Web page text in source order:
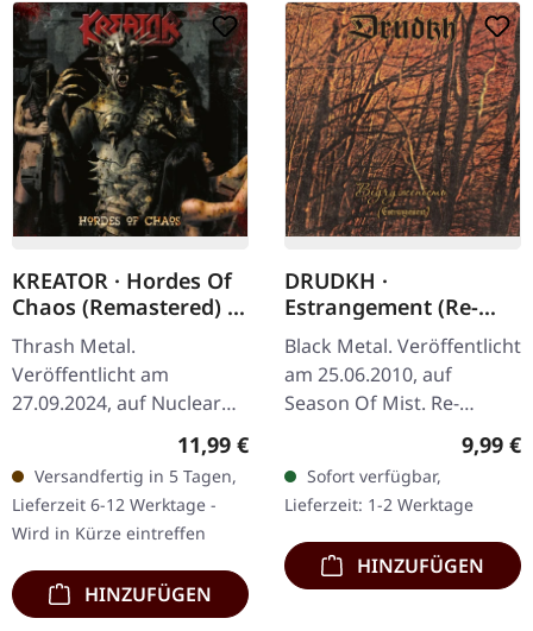
KREATOR · Hordes Of
Chaos (Remastered) |
CD
Thrash Metal.
Veröffentlicht am
27.09.2024, auf Nuclear
Blast Records. CD im
deutschen Thrash-
Legenden Kreator 2009
"Hordes of…
Regulärer Preis:
11,99 €
Versandfertig in 5 Tagen,
Lieferzeit 6-12 Werktage -
Wird in Kürze eintreffen
HINZUFÜGEN
DRUDKH ·
Estrangement (Re-
Release) | CD
Black Metal. Veröffentlicht
am 25.06.2010, auf
Season Of Mist. Re-
Release, CD im Jewelcase.
"Estrangement" von
Drudkh ist ein Zeugnis
für…
9,99 €
Sofort verfügbar,
Lieferzeit: 1-2 Werktage
HINZUFÜGEN